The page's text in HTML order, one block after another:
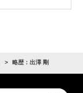
略歴：出澤 剛